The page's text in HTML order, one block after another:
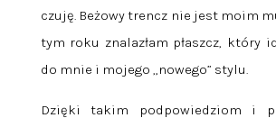
czuję. Beżowy trencz nie jest moim
tym roku znalazłam płaszcz, który
do mnie i mojego „nowego” stylu.
Dzięki takim podpowiedziom i